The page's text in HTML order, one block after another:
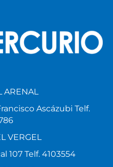
ARENAL
Ascázubi Telf.
VERGEL
107 Telf. 4103554